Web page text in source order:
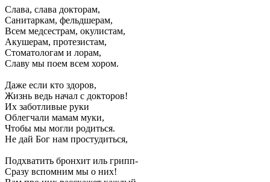
Слава, слава докторам,
Санитаркам, фельдшерам,
Всем медсестрам, окулистам,
Акушерам, протезистам,
Стоматологам и лорам,
Славу мы поем всем хором.
Даже если кто здоров,
Жизнь ведь начал с докторов!
Их заботливые руки
Облегчали мамам муки,
Чтобы мы могли родиться.
Не дай Бог нам простудиться,
Подхватить бронхит иль грипп-
Сразу вспомним мы о них!